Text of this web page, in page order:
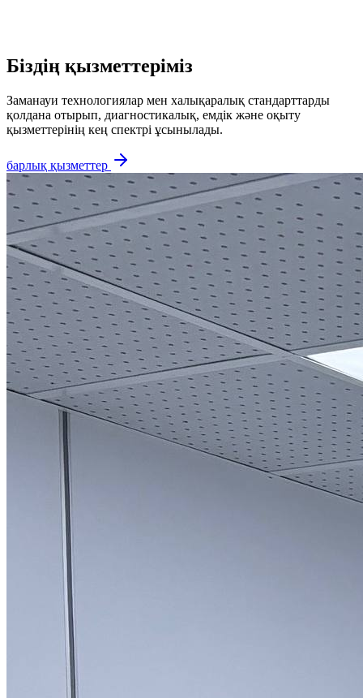
Біздің қызметтеріміз
Заманауи технологиялар мен халықаралық стандарттарды
қолдана отырып, диагностикалық, емдік және оқыту
қызметтерінің кең спектрі ұсынылады.
барлық қызметтер